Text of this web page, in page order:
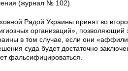
(журнал № 102).
Радой Украины принят во
организаций»,
в том случае, если они
суда будет достаточно
фальсифицироваться.